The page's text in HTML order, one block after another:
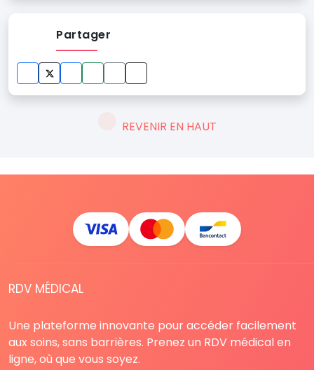
Partager
REVENIR EN HAUT
RDV MÉDICAL
Une plateforme innovante pour accéder facilement
aux soins, sans barrières. Prenez un RDV médical en
ligne, où que vous soyez.